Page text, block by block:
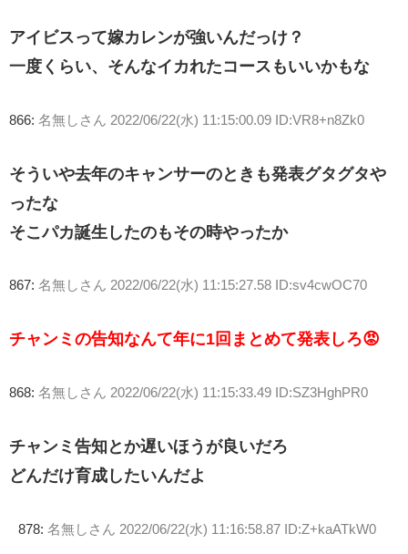
アイビスって嫁カレンが強いんだっけ？
一度くらい、そんなイカれたコースもいいかもな
866: 名無しさん 2022/06/22(水) 11:15:00.09 ID:VR8+n8Zk0
そういや去年のキャンサーのときも発表グタグタや
ったな
そこパカ誕生したのもその時やったか
867: 名無しさん 2022/06/22(水) 11:15:27.58 ID:sv4cwOC70
チャンミの告知なんて年に1回まとめて発表しろ😡
868: 名無しさん 2022/06/22(水) 11:15:33.49 ID:SZ3HghPR0
チャンミ告知とか遅いほうが良いだろ
どんだけ育成したいんだよ
878: 名無しさん 2022/06/22(水) 11:16:58.87 ID:Z+kaATkW0